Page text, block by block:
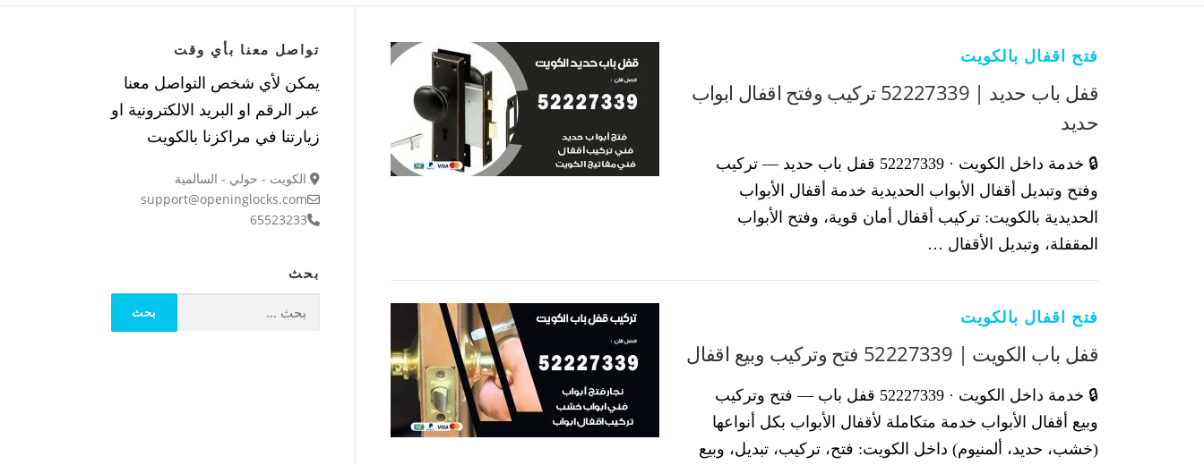
فتح اقفال بالكويت
قفل باب حديد | 52227339 تركيب وفتح اقفال ابواب
حديد
🔒 خدمة داخل الكويت · 52227339 قفل باب حديد — تركيب
وفتح وتبديل أقفال الأبواب الحديدية خدمة أقفال الأبواب
الحديدية بالكويت: تركيب أقفال أمان قوية، وفتح الأبواب
المقفلة، وتبديل الأقفال …
فتح اقفال بالكويت
قفل باب الكويت | 52227339 فتح وتركيب وبيع اقفال
🔒 خدمة داخل الكويت · 52227339 قفل باب — فتح وتركيب
وبيع أقفال الأبواب خدمة متكاملة لأقفال الأبواب بكل أنواعها
(خشب، حديد، ألمنيوم) داخل الكويت: فتح، تركيب، تبديل، وبيع
تواصل معنا بأي وقت
يمكن لأي شخص التواصل معنا
عبر الرقم او البريد الالكترونية او
زيارتنا في مراكزنا بالكويت
الكويت - حولي - السالمية
support@openinglocks.com
65523233
بحث